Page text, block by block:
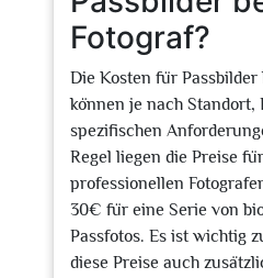
Fotograf?
Die Kosten für Passbilder
können je nach Standort,
spezifischen
Regel liegen die Preise
professionellen
30€ für eine Serie von
Passfotos. Es ist wichtig
diese Preise auch